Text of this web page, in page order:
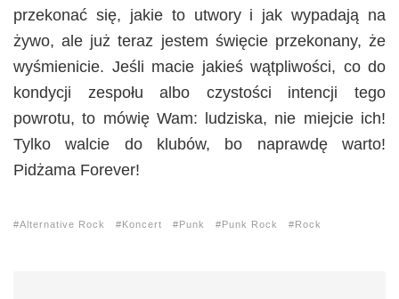
przekonać się, jakie to utwory i jak wypadają na
żywo, ale już teraz jestem święcie przekonany, że
wyśmienicie. Jeśli macie jakieś wątpliwości, co do
kondycji zespołu albo czystości intencji tego
powrotu, to mówię Wam: ludziska, nie miejcie ich!
Tylko walcie do klubów, bo naprawdę warto!
Pidżama Forever!
Alternative Rock Koncert Punk Punk Rock Rock